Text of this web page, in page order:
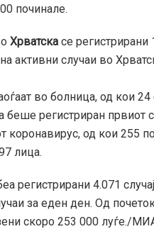
починале.
Хрватска се
активни случаи во
во болница, од кои
беше регистриран првиот
коронавирус, од кои 255
лица.
регистрирани 4.071
за еден ден. Од
скоро 253 000 луѓе./